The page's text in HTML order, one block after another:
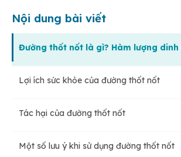
Nội dung bài viết
Đường thốt nốt là gì? Hàm lượng dinh
Đường thốt nốt là gì?
Lợi ích sức khỏe của đường thốt nốt
Ngăn ngừa thiếu máu
Tác hại của đường thốt nốt
Tăng lượng đường trong máu
Một số lưu ý khi sử dụng đường thốt nốt